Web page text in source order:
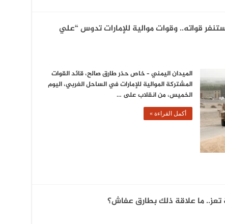
قواته.. وقوات موالية للإمارات تدوس “علي
الميدان اليمني – خاص حذر طارق صالح، قائد القوات
المشتركة الموالية للإمارات في الساحل الغربي، اليوم
الخميس، من انقلاب على …
أكمل القراءة »
ما علاقة ذلك بطارق عفاش؟